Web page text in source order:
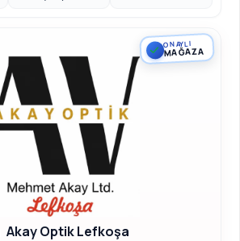
Akay Optik Lefkoşa
ONAYLI
MAĞAZA